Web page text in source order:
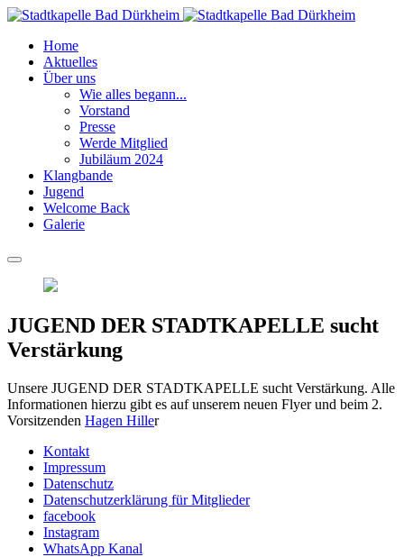
Home
Aktuelles
Über uns
Wie alles begann...
Vorstand
Presse
Werde Mitglied
Jubiläum 2024
Klangbande
Jugend
Welcome Back
Galerie
JUGEND DER STADTKAPELLE sucht
Verstärkung
Unsere JUGEND DER STADTKAPELLE sucht Verstärkung. Alle
Informationen hierzu gibt es auf unserem neuen Flyer und beim 2.
Vorsitzenden Hagen Hiller
Kontakt
Impressum
Datenschutz
Datenschutzerklärung für Mitglieder
facebook
Instagram
WhatsApp Kanal